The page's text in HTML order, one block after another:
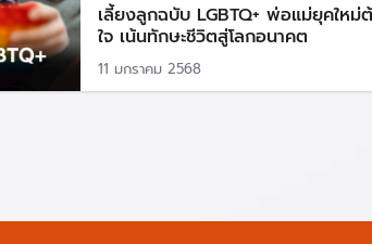
เลี้ยงลูกฉบับ LGBTQ+ พ่อแม่ยุคใหม่
ใจ เน้นทักษะชีวิตสู่โลกอนาคต
11 มกราคม 2568